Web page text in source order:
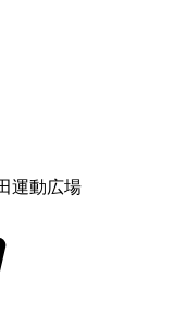
運動広場